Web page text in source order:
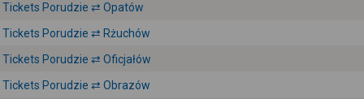
Tickets Porudzie ⇄ Opatów
Tickets Porudzie ⇄ Rżuchów
Tickets Porudzie ⇄ Oficjałów
Tickets Porudzie ⇄ Obrazów